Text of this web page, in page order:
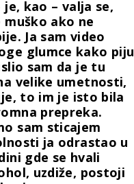
kao – valja se,
muško ako ne
Ja sam video
glumce kako piju
sam da je tu
velike umetnosti,
to im je isto bila
prepreka.
sam sticajem
ja odrastao u
gde se hvali
uzdiže, postoji